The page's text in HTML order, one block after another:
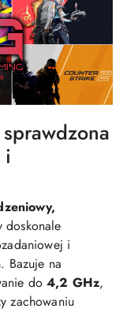
i
i
Bazuje na
do4,2 GHz,
zachowaniu